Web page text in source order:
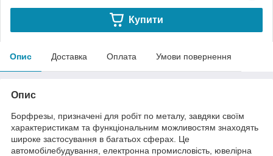
Купити
Опис Доставка Оплата Умови повернення
Опис
Борфрезы, призначені для робіт по металу, завдяки своїм
характеристикам та функціональним можливостям знаходять
широке застосування в багатьох сферах. Це
автомобілебудування, електронна промисловість, ювелірна